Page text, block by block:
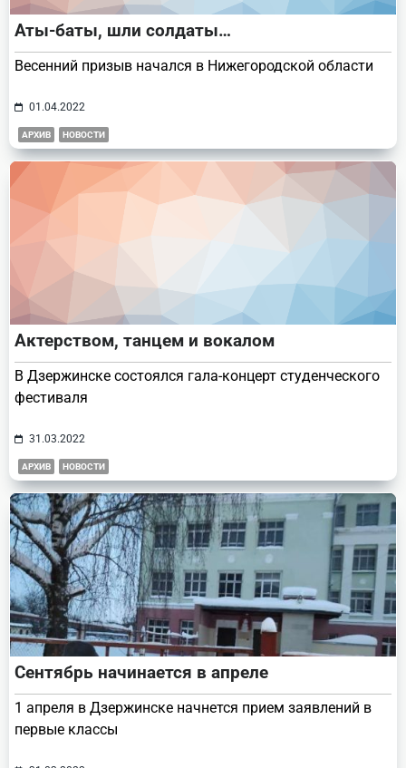
Аты-баты, шли солдаты…
Весенний призыв начался в Нижегородской области
01.04.2022
АРХИВ НОВОСТИ
Актерством, танцем и вокалом
В Дзержинске состоялся гала-концерт студенческого
фестиваля
31.03.2022
АРХИВ НОВОСТИ
Сентябрь начинается в апреле
1 апреля в Дзержинске начнется прием заявлений в
первые классы